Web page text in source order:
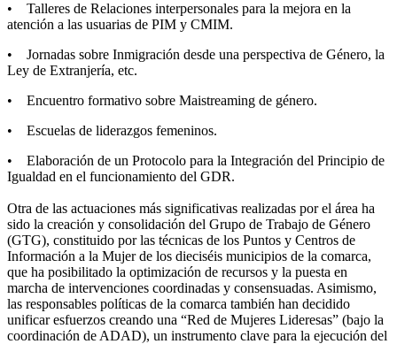
• Talleres de Relaciones interpersonales para la mejora en la
atención a las usuarias de PIM y CMIM.
• Jornadas sobre Inmigración desde una perspectiva de Género, la
Ley de Extranjería, etc.
• Encuentro formativo sobre Maistreaming de género.
• Escuelas de liderazgos femeninos.
• Elaboración de un Protocolo para la Integración del Principio de
Igualdad en el funcionamiento del GDR.
Otra de las actuaciones más significativas realizadas por el área ha
sido la creación y consolidación del Grupo de Trabajo de Género
(GTG), constituido por las técnicas de los Puntos y Centros de
Información a la Mujer de los dieciséis municipios de la comarca,
que ha posibilitado la optimización de recursos y la puesta en
marcha de intervenciones coordinadas y consensuadas. Asimismo,
las responsables políticas de la comarca también han decidido
unificar esfuerzos creando una “Red de Mujeres Lideresas” (bajo la
coordinación de ADAD), un instrumento clave para la ejecución del